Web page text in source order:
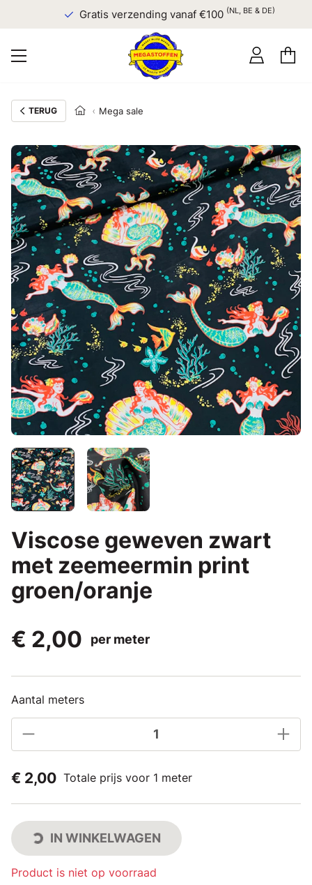
Gratis verzending vanaf €100(NL, BE & DE)
TERUG Mega sale
Viscose geweven zwart
met zeemeermin print
groen/oranje
€ 2,00
per meter
Aantal meters
€ 2,00 Totale prijs voor 1 meter
IN WINKELWAGEN
Product is niet op voorraad